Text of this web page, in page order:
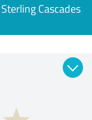
Cascades